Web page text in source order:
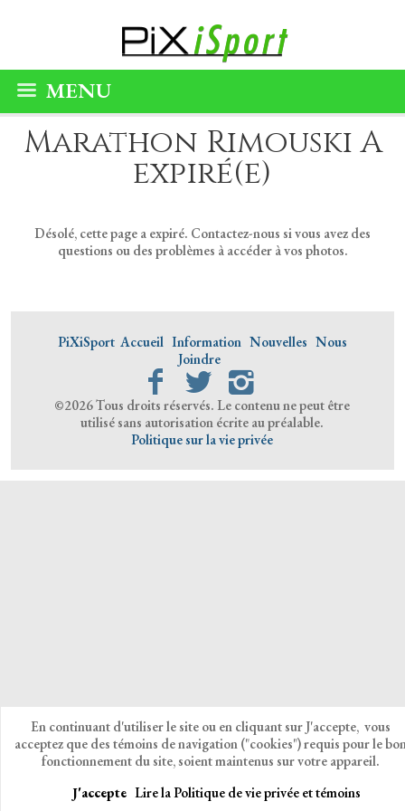
MENU
Marathon Rimouski A
expiré(e)
Désolé, cette page a expiré. Contactez-nous si vous avez des
questions ou des problèmes à accéder à vos photos.
PiXiSport Accueil Information Nouvelles Nous
Joindre
©2026 Tous droits réservés. Le contenu ne peut être
utilisé sans autorisation écrite au préalable.
Politique sur la vie privée
En continuant d'utiliser le site ou en cliquant sur J'accepte, vous
acceptez que des témoins de navigation ("cookies") requis pour le
fonctionnement du site, soient maintenus sur votre appareil.
J'accepte Lire la Politique de vie privée et témoins